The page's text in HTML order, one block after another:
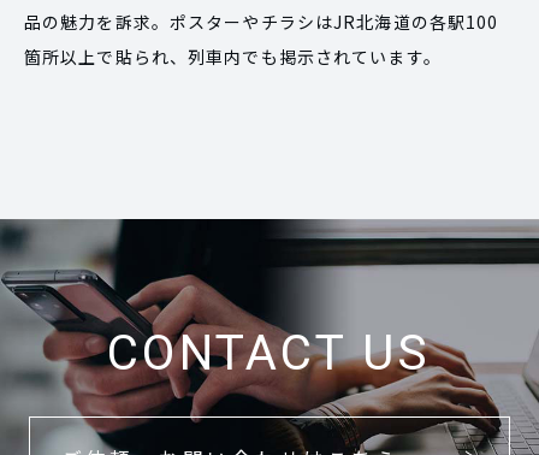
品の魅力を訴求。ポスターやチラシはJR北海道の各駅100
箇所以上で貼られ、列車内でも掲示されています。
CONTACT US